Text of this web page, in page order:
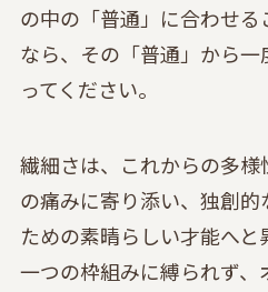
の中の「普通」に合わせ
なら、その「普通」から
ってください。
繊細さは、これからの多
の痛みに寄り添い、独創
ための素晴らしい才能へと
一つの枠組みに縛られず